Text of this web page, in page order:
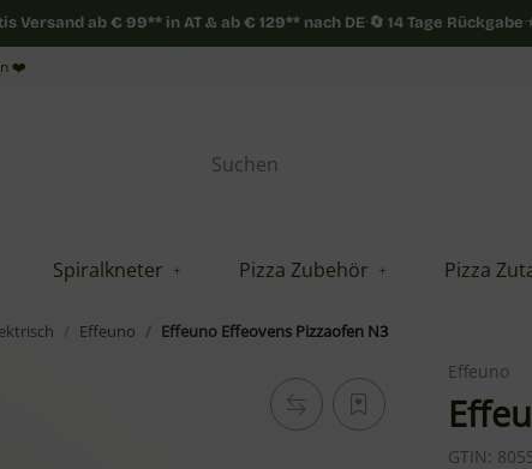
Versand ab€ 99** in AT & ab€ 129** nach DE 🔄 14 Tage Rückgabe
❤️
Spiralkneter Pizza Zubehör Pizza
Effeuno Effeuno Effeovens Pizzaofen N3
Effeuno
GTIN: